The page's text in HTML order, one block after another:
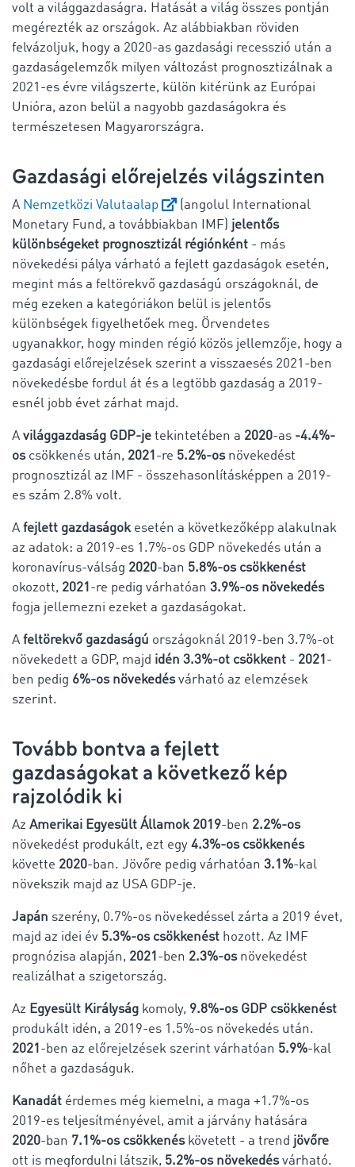
volt a világgazdaságra. Hatását a világ összes pontján
megérezték az országok. Az alábbiakban röviden
felvázoljuk, hogy a 2020-as gazdasági recesszió után a
gazdaságelemzők milyen változást prognosztizálnak a
2021-es évre világszerte, külön kitérünk az Európai
Unióra, azon belül a nagyobb gazdaságokra és
természetesen Magyarországra.
Gazdasági előrejelzés világszinten
A Nemzetközi Valutaalap
(angolul International
Monetary Fund, a továbbiakban IMF)
jelentős
különbségeket prognosztizál régiónként - más
növekedési pálya várható a fejlett gazdaságok esetén,
megint más a feltörekvő gazdaságú országoknál, de
még ezeken a kategóriákon belül is jelentős
különbségek figyelhetőek meg. Örvendetes
ugyanakkor, hogy minden régió közös jellemzője, hogy a
gazdasági előrejelzések szerint a visszaesés 2021-ben
növekedésbe fordul át és a legtöbb gazdaság a 2019-
esnél jobb évet zárhat majd.
A világgazdaság GDP-je tekintetében a 2020-as -4.4%-
oscsökkenés után, 2021 -re 5.2%-osnövekedést
prognosztizál az IMF - összehasonlításképpen a 2019-
es szám 2.8% volt.
A fejlett gazdaságokesetén a következőképp alakulnak
az adatok: a 2019-es 1.7%-os GDP növekedés után a
koronavírus-válság 2020-ban 5.8%-os csökkenést
okozott, 2021 -re pedig várhatóan 3.9%-os növekedés
fogja jellemezni ezeket a gazdaságokat.
A feltörekvő gazdaságú országoknál 2019-ben 3.7%-ot
növekedett a GDP, majd idén 3.3%-ot csökkent - 2021 -
ben pedig 6%-os növekedésvárható az elemzések
szerint.
Tovább bontva a fejlett
gazdaságokat a következő kép
rajzolódik ki
Az Amerikai Egyesült Államok 2019-ben 2.2%-os
növekedést produkált, ezt egy 4.3%-os csökkenés
követte 2020-ban. Jövőre pedig várhatóan 3.1%-kal
növekszik majd az USA GDP-je.
Japán szerény, 0.7%-os növekedéssel zárta a 2019 évet,
majd az idei év 5.3%-os csökkenést hozott. Az IMF
prognózisa alapján, 2021 -ben 2.3%-osnövekedést
realizálhat a szigetország.
Az Egyesült Királyság komoly, 9.8%-os GDP csökkenést
produkált idén, a 2019-es 1.5%-os növekedés után.
2021 -ben az előrejelzések szerint várhatóan 5.9%-kal
nőhet a gazdaságuk.
Kanadát érdemes még kiemelni, a maga +1.7%-os
2019-es teljesítményével, amit a járvány hatására
2020-ban 7.1%-os csökkenéskövetett - a trend jövőre
ott is megfordulni látszik, 5.2%-os növekedésvárható.